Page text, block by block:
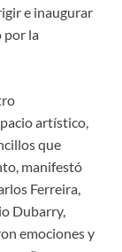
e inaugurar
por la
artístico,
que
manifestó
Ferreira,
Dubarry,
emociones y